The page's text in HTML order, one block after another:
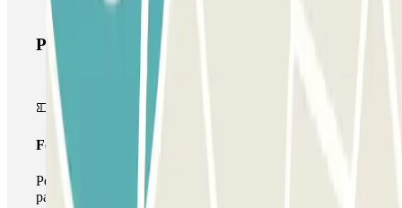
Produits Parclick
Forfait Simple
Pendant votre séjour, vous ne pourrez entrer et sortir du
parking qu'une seule fois